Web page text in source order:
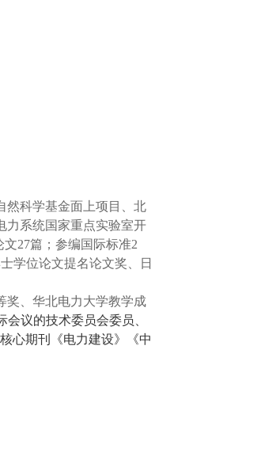
然科学基金面上项目、北
力系统国家重点实验室开
文27篇；参编国际标准2
学位论文提名论文奖、日
奖、华北电力大学教学成
会议的技术委员会委员、
心期刊《电力建设》《中